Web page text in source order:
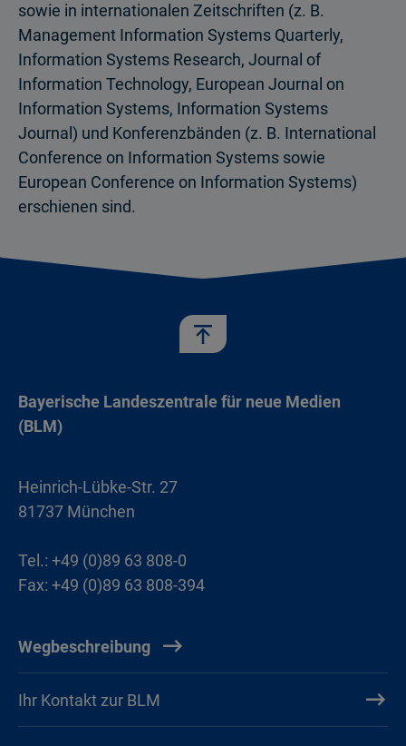
sowie in internationalen Zeitschriften (z. B.
Management Information Systems Quarterly,
Information Systems Research, Journal of
Information Technology, European Journal on
Information Systems, Information Systems
Journal) und Konferenzbänden (z. B. International
Conference on Information Systems sowie
European Conference on Information Systems)
erschienen sind.
Bayerische Landeszentrale für neue Medien
(BLM)
Heinrich-Lübke-Str. 27
81737 München
Tel.: +49 (0)89 63 808-0
Fax: +49 (0)89 63 808-394
Wegbeschreibung
Ihr Kontakt zur BLM